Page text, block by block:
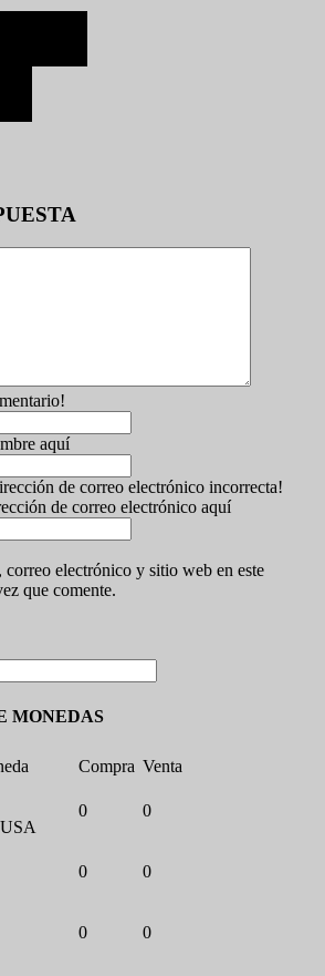
aquí
de correo electrónico incorrecta!
de correo electrónico aquí
electrónico y sitio web en este
que comente.
MONEDAS
Compra Venta
0 0
0 0
0 0